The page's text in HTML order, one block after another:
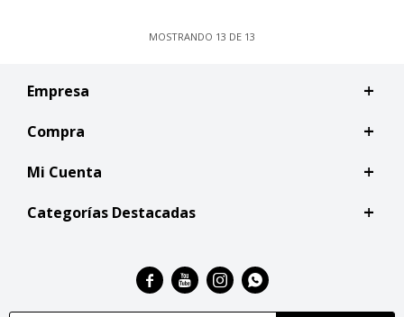
MOSTRANDO 13 DE 13
Empresa
Compra
Mi Cuenta
Categorías Destacadas
   